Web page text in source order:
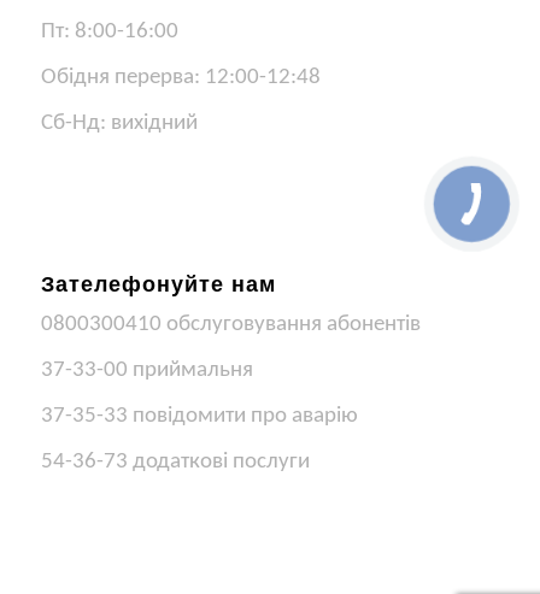
Пт: 8:00-16:00
Обідня перерва: 12:00-12:48
Сб-Нд: вихідний
Зателефонуйте нам
0800300410 обслуговування абонентів
37-33-00 приймальня
37-35-33 повідомити про аварію
54-36-73 додаткові послуги